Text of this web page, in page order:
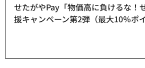
せたがやPay「物価高に負けるな！
援キャンペーン第2弾（最大10％ポ